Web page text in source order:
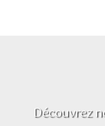
Découvrez